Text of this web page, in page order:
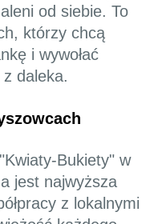
od siebie. To
którzy chcą
i wywołać
daleka.
Bukiety" w
jest najwyższa
z lokalnymi